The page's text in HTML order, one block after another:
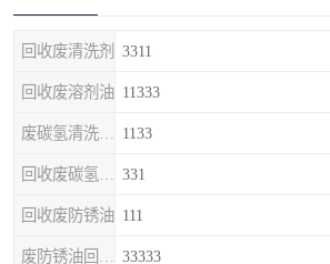
回收废清洗剂 3311
回收废溶剂油 11333
1133
331
回收废防锈油 111
33333